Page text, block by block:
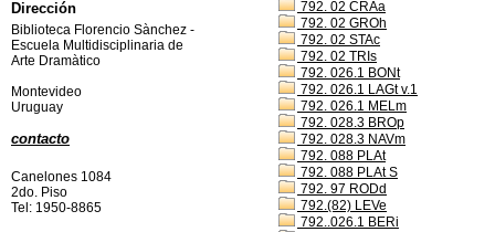
792. 02 CRAa
792. 02 GROh
792. 02 STAc
792. 02 TRIs
792. 026.1 BONt
792. 026.1 LAGt v.1
792. 026.1 MELm
792. 028.3 BROp
792. 028.3 NAVm
792. 088 PLAt
792. 088 PLAt S
792. 97 RODd
792.(82) LEVe
792..026.1 BERi
Dirección
Biblioteca Florencio Sànchez -
Escuela Multidisciplinaria de
Arte Dramàtico
Montevideo
Uruguay
contacto
Canelones 1084
2do. Piso
Tel: 1950-8865